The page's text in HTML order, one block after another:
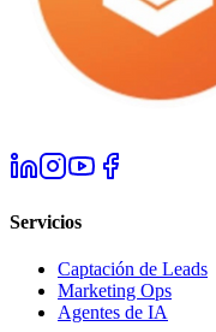
Servicios
Captación de Leads
Marketing Ops
Agentes de IA